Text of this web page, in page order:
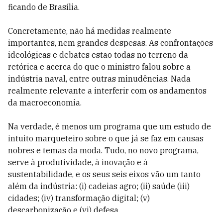
ficando de Brasília.
Concretamente, não há medidas realmente
importantes, nem grandes despesas. As confrontações
ideológicas e debates estão todas no terreno da
retórica e acerca do que o ministro falou sobre a
indústria naval, entre outras minudências. Nada
realmente relevante a interferir com os andamentos
da macroeconomia.
Na verdade, é menos um programa que um estudo de
intuito marqueteiro sobre o que já se faz em causas
nobres e temas da moda. Tudo, no novo programa,
serve à produtividade, à inovação e à
sustentabilidade, e os seus seis eixos vão um tanto
além da indústria: (i) cadeias agro; (ii) saúde (iii)
cidades; (iv) transformação digital; (v)
descarbonização e (vi) defesa.